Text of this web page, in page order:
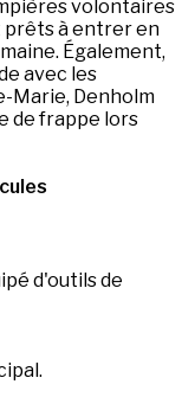
volontaires
prêts à entrer en
Également,
avec les
Marie, Denholm
de frappe lors
d'outils de